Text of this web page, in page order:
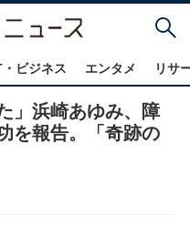
・ビジネス エンタメ リサ
」浜崎あゆみ、障
を報告。「奇跡の